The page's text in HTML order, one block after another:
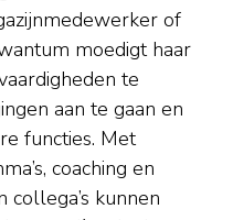
of
moedigt haar
te
aan te gaan en
functies. Met
coaching en
kunnen